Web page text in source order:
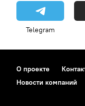
Telegram
О проекте
Новости компаний